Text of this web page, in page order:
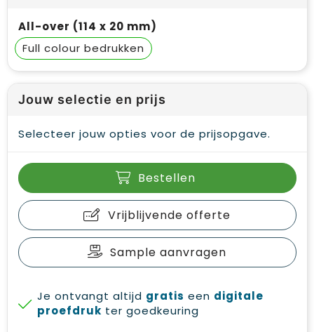
All-over (114 x 20 mm)
Full colour
Jouw selectie en prijs
Selecteer jouw opties voor de prijsopgave.
Bestellen
Vrijblijvende offerte
Sample aanvragen
Je ontvangt altijd gratis een digitale
proefdruk ter goedkeuring